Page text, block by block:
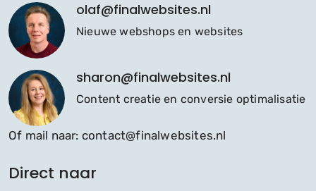
olaf@finalwebsites.nl
Nieuwe webshops en websites
sharon@finalwebsites.nl
Content creatie en conversie optimalisatie
Of mail naar: contact@finalwebsites.nl
Direct naar